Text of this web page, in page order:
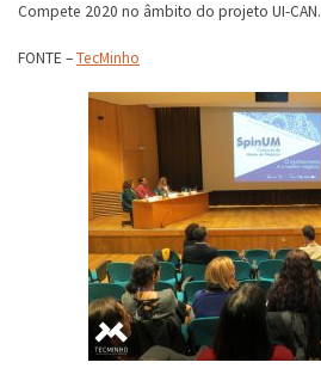
Compete 2020 no âmbito do projeto UI-CAN.
FONTE –TecMinho